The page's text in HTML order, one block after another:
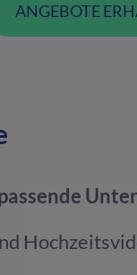
ANGEBOTE